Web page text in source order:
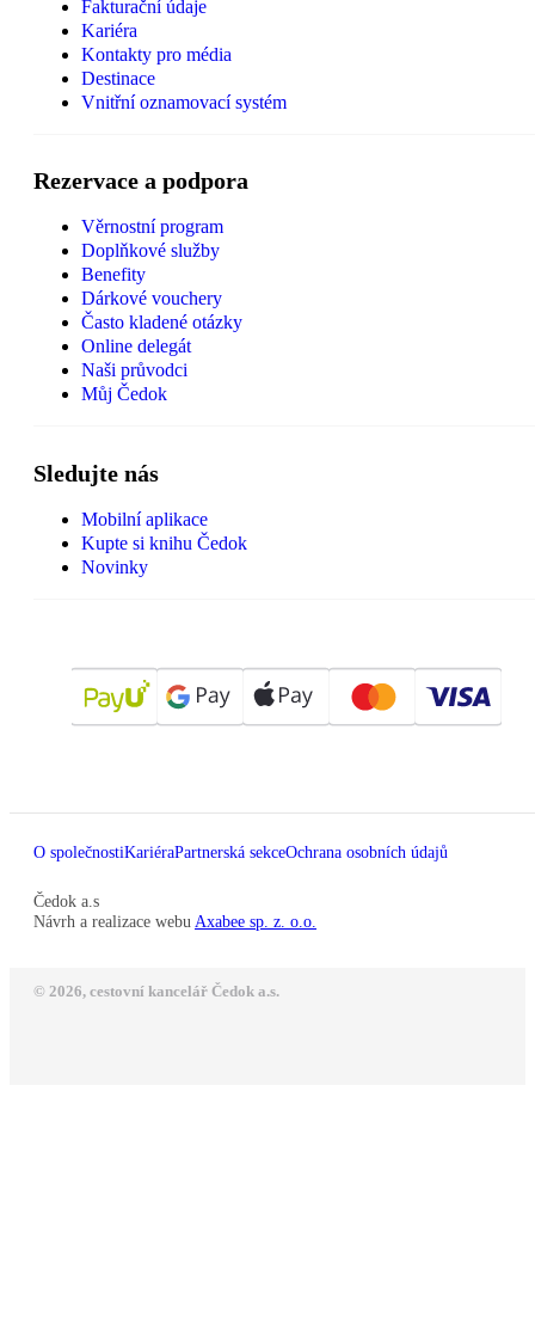
Fakturační údaje
Kariéra
Kontakty pro média
Destinace
Vnitřní oznamovací systém
Rezervace a podpora
Věrnostní program
Doplňkové služby
Benefity
Dárkové vouchery
Často kladené otázky
Online delegát
Naši průvodci
Můj Čedok
Sledujte nás
Mobilní aplikace
Kupte si knihu Čedok
Novinky
O společnostiKariéraPartnerská sekceOchrana osobních údajů
Čedok a.s
Návrh a realizace webu Axabee sp. z. o.o.
© 2026, cestovní kancelář Čedok a.s.